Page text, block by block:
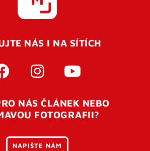
NÁS I NA SÍTÍCH
NÁS ČLÁNEK NEBO
FOTOGRAFII?
NAPIŠTE NÁM